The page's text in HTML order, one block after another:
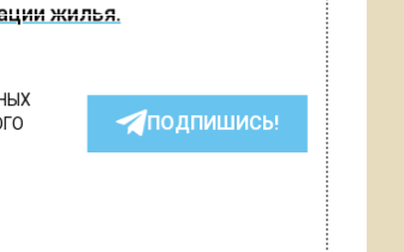
жилья.
ПОДПИШИСЬ!